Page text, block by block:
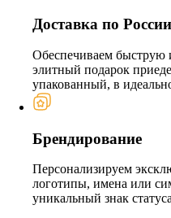
Доставка по
Обеспечиваем быструю
элитный подарок
упакованный, в
Брендирование
Персонализируем
логотипы, имена или
уникальный знак